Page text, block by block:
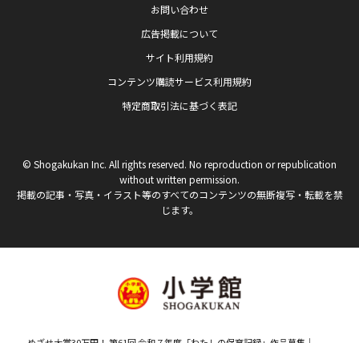
お問い合わせ
広告掲載について
サイト利用規約
コンテンツ購読サービス利用規約
特定商取引法に基づく表記
© Shogakukan Inc. All rights reserved. No reproduction or republication
without written permission.
掲載の記事・写真・イラスト等のすべてのコンテンツの無断複写・転載を禁
じます。